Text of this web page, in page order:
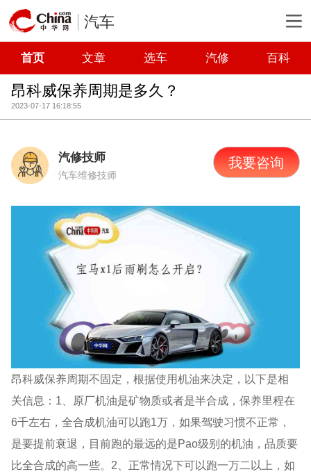
汽车
首页 文章 选车 汽修 百科
昂科威保养周期是多久？
2023-07-17 16:18:55
汽修技师
汽车维修技师
我要咨询
昂科威保养周期不固定，根据使用机油来决定，以下是相
关信息：1、原厂机油是矿物质或者是半合成，保养里程在
6千左右，全合成机油可以跑1万，如果驾驶习惯不正常，
是要提前衰退，目前跑的最远的是Pao级别的机油，品质要
比全合成的高一些。2、正常情况下可以跑一万二以上，如